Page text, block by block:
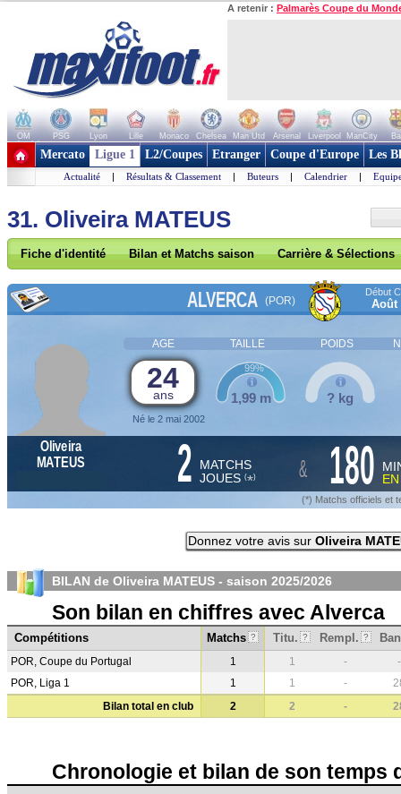
A retenir : Palmarès Coupe du
OM PSG Lyon Lille Monaco Chelsea Man Utd Arsenal Liverpool ManCity
+ de clubs
Mercato Ligue 1 L2/Coupes Etranger Coupe d'Europe Les
Actualité | Résultats & Classement | Buteurs | Calendrier |
31. Oliveira MATEUS
Fiche d'identité Bilan et Matchs saison Carrière & Sélections
ALVERCA (POR)
Début
Août
AGE TAILLE POIDS
24
ans
Né le 2 mai 2002
1,99 m
99%
? kg
Oliveira
MATEUS
2 MATCHS
JOUES (*) & 180
(*) Matchs officiels et
Donnez votre avis sur Oliveira
BILAN de Oliveira MATEUS - saison 2025/2026
Son bilan en chiffres avec Alverca
Compétitions Matchs ? Titu. ? Rempl. ?
POR, Coupe du Portugal 1 1 -
-
POR, Liga 1
1 1 -
Bilan total en club
2 2 -
Chronologie et bilan de son temps